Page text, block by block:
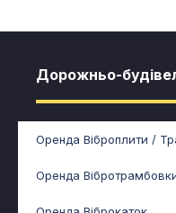
Дорожньо-
Оренда Віброплити /
Оренда